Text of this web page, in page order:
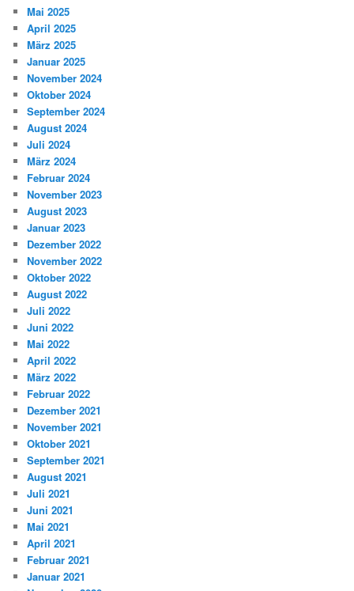
Mai 2025
April 2025
März 2025
Januar 2025
November 2024
Oktober 2024
September 2024
August 2024
Juli 2024
März 2024
Februar 2024
November 2023
August 2023
Januar 2023
Dezember 2022
November 2022
Oktober 2022
August 2022
Juli 2022
Juni 2022
Mai 2022
April 2022
März 2022
Februar 2022
Dezember 2021
November 2021
Oktober 2021
September 2021
August 2021
Juli 2021
Juni 2021
Mai 2021
April 2021
Februar 2021
Januar 2021